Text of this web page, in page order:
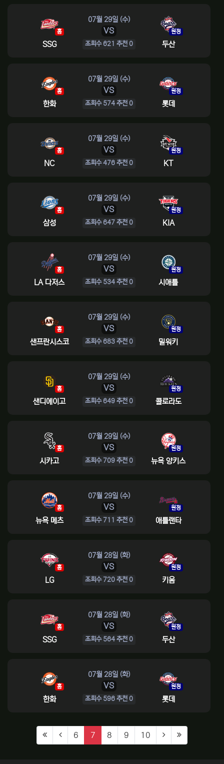
홈
SSG
07월 29일 (수)
VS
조회수 621 추천 0
원정
두산
홈
한화
07월 29일 (수)
VS
조회수 574 추천 0
원정
롯데
홈
NC
07월 29일 (수)
VS
조회수 476 추천 0
원정
KT
홈
삼성
07월 29일 (수)
VS
조회수 647 추천 0
원정
KIA
홈
LA 다저스
07월 29일 (수)
VS
조회수 534 추천 0
원정
시애틀
홈
샌프란시스코
07월 29일 (수)
VS
조회수 683 추천 0
원정
밀워키
홈
샌디에이고
07월 29일 (수)
VS
조회수 649 추천 0
원정
콜로라도
홈
시카고
07월 29일 (수)
VS
조회수 709 추천 0
원정
뉴욕 양키스
홈
뉴욕 메츠
07월 29일 (수)
VS
조회수 711 추천 0
원정
애틀랜타
홈
LG
07월 28일 (화)
VS
조회수 720 추천 0
원정
키움
홈
SSG
07월 28일 (화)
VS
조회수 564 추천 0
원정
두산
홈
한화
07월 28일 (화)
VS
조회수 596 추천 0
원정
롯데
6 7(current)
8 9 10